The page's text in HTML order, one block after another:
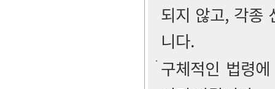
되지 않고, 각종
니다.
구체적인 법령